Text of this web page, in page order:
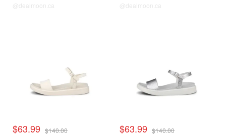
@dealmoon.ca @dealmoon.ca
$63.99 $140.00 $63.99 $140.00